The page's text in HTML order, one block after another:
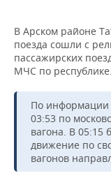
ONLINE-
ОТКРЫТАЯ
ХОККЕЙ
БАСКЕТБОЛ
КИБЕРСПОРТ
ФИГУРНОЕ
ВЛАСТЬ
КУЛЬТУРА
МЕДИЦИНА
СЮЖЕТЫ
СПРАВОЧНИК
СПИСОК
ПОЛНАЯ ВЕРСИЯ
В Арском районе
поезда сошли с
пассажирских
МЧС по республике.
По информации
03:53 по
вагона. В 05:15
движение по
вагонов